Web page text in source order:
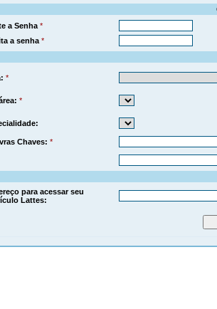
a Senha *
a senha *
*
*
Chaves: *
para acessar seu
Lattes: